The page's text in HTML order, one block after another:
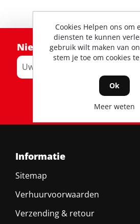
Nieuwsbrief
RSS
Informatie
Sitemap
Verhuurvoorwaarden
Verzending & retour
Cookies Helpen ons om
diensten te kunnen
gebruik wilt maken van
stem je toe om cookies
Ok
Meer weten